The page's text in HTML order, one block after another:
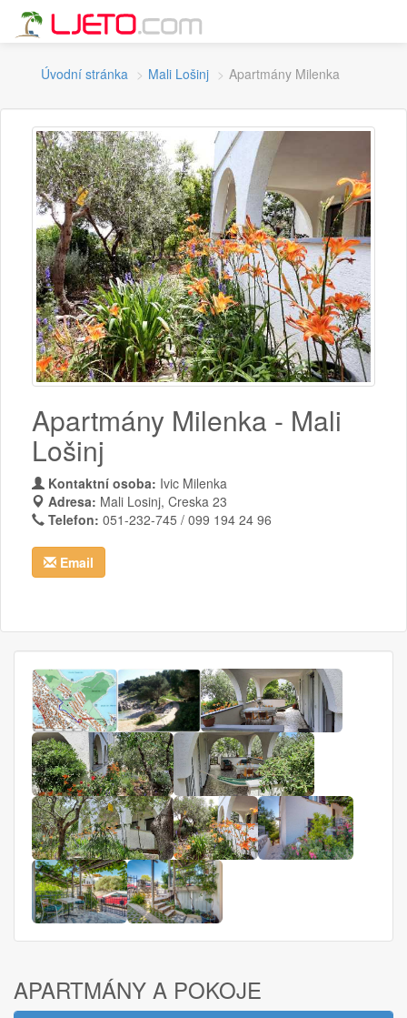
Úvodní stránka Mali Lošinj Apartmány Milenka
Apartmány Milenka - Mali
Lošinj
Kontaktní osoba: Ivic Milenka
Adresa: Mali Losinj, Creska 23
Telefon: 051-232-745 / 099 194 24 96
Email
APARTMÁNY A POKOJE